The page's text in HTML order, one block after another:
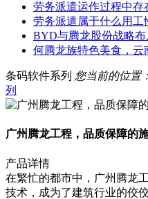
劳务派遣运作过程中存
劳务派遣属于什么用工
BYD与腾龙股份战略
何腾龙族特色美食，云
条码软件系列 您当前的位置：
列
广州腾龙工程，品质保障的
产品详情
在繁忙的都市中，广州腾龙
技术，成为了建筑行业的佼